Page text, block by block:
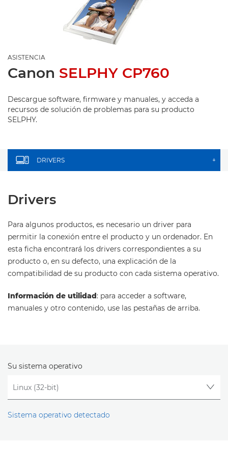
ASISTENCIA
Canon SELPHY CP760
Descargue software, firmware y manuales, y acceda a
recursos de solución de problemas para su producto
SELPHY.
DRIVERS +
Drivers
Para algunos productos, es necesario un driver para
permitir la conexión entre el producto y un ordenador. En
esta ficha encontrará los drivers correspondientes a su
producto o, en su defecto, una explicación de la
compatibilidad de su producto con cada sistema operativo.
Información de utilidad: para acceder a software,
manuales y otro contenido, use las pestañas de arriba.
Su sistema operativo
Sistema operativo detectado